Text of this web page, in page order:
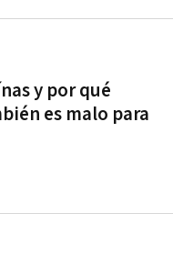
y por qué
es malo para